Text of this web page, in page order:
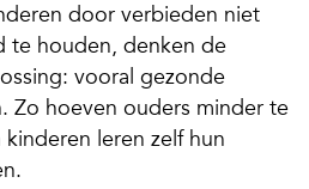
door verbieden niet
te houden, denken de
vooral gezonde
Zo hoeven ouders minder te
leren zelf hun